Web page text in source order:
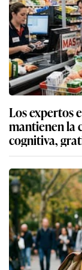
Los expertos
mantienen la
cognitiva,